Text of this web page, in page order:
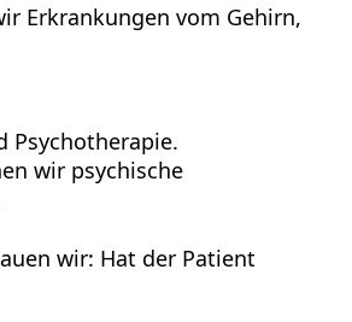
Erkrankungen vom Gehirn,
Psychotherapie.
wir psychische
wir: Hat der Patient